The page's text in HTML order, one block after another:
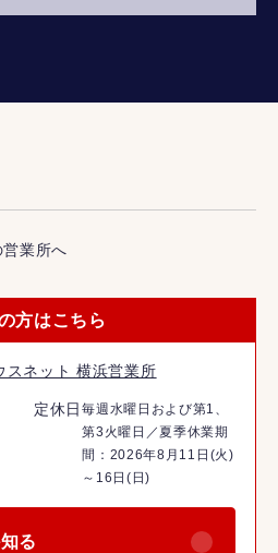
業所へ
方はこちら
スネット 横浜営業所
定休日毎週水曜日および第1、
第3火曜日／夏季休業期
間：2026年8月11日(火)
～16日(日)
る